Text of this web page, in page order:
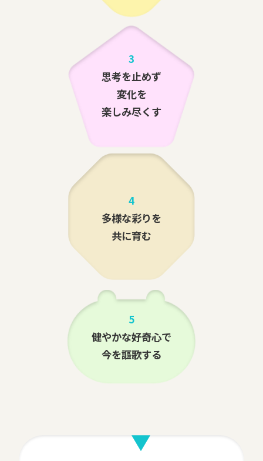
3
思考を止めず
変化を
楽しみ尽くす
4
多様な彩りを
共に育む
5
健やかな好奇心で
今を謳歌する